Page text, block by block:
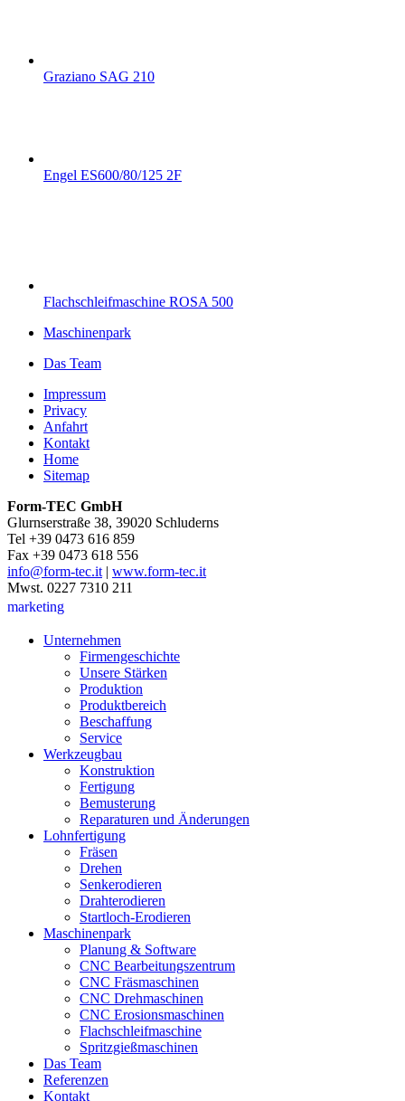
Graziano SAG 210
Engel ES600/80/125 2F
Flachschleifmaschine ROSA 500
Maschinenpark
Das Team
Impressum
Privacy
Anfahrt
Kontakt
Home
Sitemap
Form-TEC GmbH
Glurnserstraße 38, 39020 Schluderns
Tel +39 0473 616 859
Fax +39 0473 618 556
info@form-tec.it| www.form-tec.it
Mwst. 0227 7310 211
marketing
Unternehmen
Firmengeschichte
Unsere Stärken
Produktion
Produktbereich
Beschaffung
Service
Werkzeugbau
Konstruktion
Fertigung
Bemusterung
Reparaturen und Änderungen
Lohnfertigung
Fräsen
Drehen
Senkerodieren
Drahterodieren
Startloch-Erodieren
Maschinenpark
Planung & Software
CNC Bearbeitungszentrum
CNC Fräsmaschinen
CNC Drehmaschinen
CNC Erosionsmaschinen
Flachschleifmaschine
Spritzgießmaschinen
Das Team
Referenzen
Kontakt